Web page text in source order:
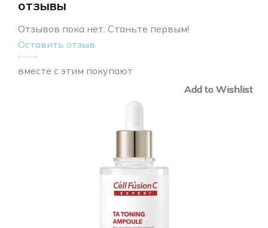
отзывы
Отзывов пока нет. Станьте первым!
Оставить отзыв
вместе с этим покупают
Add to Wishlist
Add to Wishlist
Add to Wishlist
Add to Wishlist
Add to Wishlist
Add to Wishlist
Add to Wishlist
Add to Wishlist
Add to Wishlist
Add to Wishlist
Add to Wishlist
Add to Wishlist